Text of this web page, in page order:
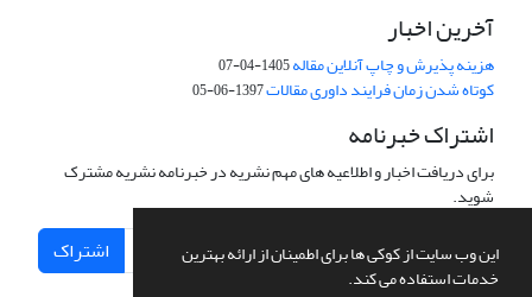
این وب سایت از کوکی ها برای اطمینان از ارائه بهترین
خدمات استفاده می کند.
آخرین اخبار
هزینه پذیرش و چاپ آنلاین مقاله1405-04-07
کوتاه شدن زمان فرایند داوری مقالات1397-06-05
اشتراک خبرنامه
برای دریافت اخبار و اطلاعیه های مهم نشریه در خبرنامه نشریه مشترک
شوید.
اشتراک